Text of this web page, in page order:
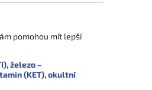
pomohou mít lepší
železo –
(KET),okultní